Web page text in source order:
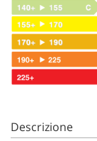
Descrizione